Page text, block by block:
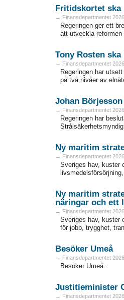
Fritidskortet
→ Finansdepartmentet
Regeringen ger ett
att utveckla
Tony Rosten
→ Finansdepartmentet
Regeringen har
på två nivåer av
Johan
→ Finansdepartmentet
Regeringen har
Ny maritim
→ Finansdepartmentet
Sveriges hav, kuster
Ny maritim
näringar och ett
→ Finansdepartmentet
Sveriges hav, kuster
för jobb, trygghet,
Besöker Umeå
→ Finansdepartmentet
Besöker Umeå..
Justitieminister
→ Finansdepartmentet